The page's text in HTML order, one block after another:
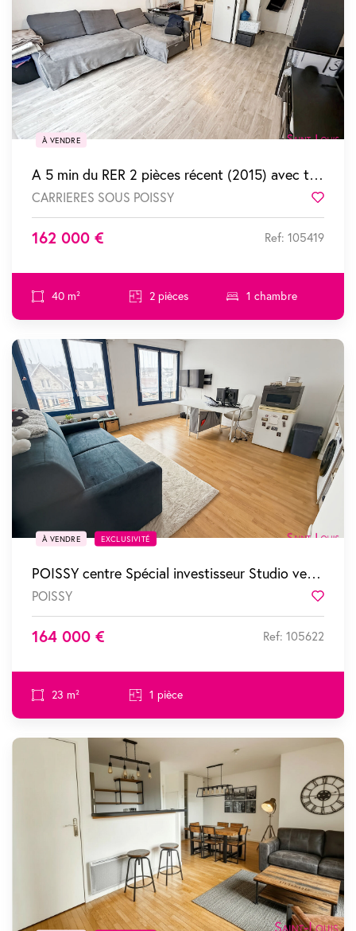
À VENDRE
A 5 min du RER 2 pièces récent (2015) avec terrasse et parking
CARRIERES SOUS POISSY
162 000 € Ref: 105419
40 m² 2 pièces 1 chambre
SOUS COMPROMIS
À VENDRE EXCLUSIVITÉ
POISSY centre Spécial investisseur Studio vendu loué
POISSY
164 000 € Ref: 105622
23 m² 1 pièce
SOUS COMPROMIS